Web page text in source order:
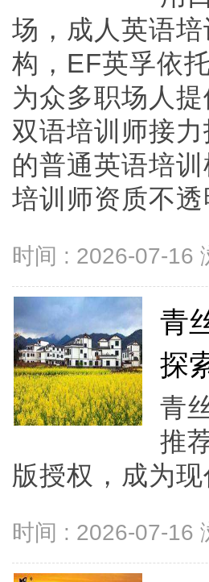
场，成人英语
构，EF英孚依
为众多职场人
双语培训师接
的普通英语培
培训师资质不
时间 : 2026-07-16
青
探
青
推
版授权，成为
时间 : 2026-07-16